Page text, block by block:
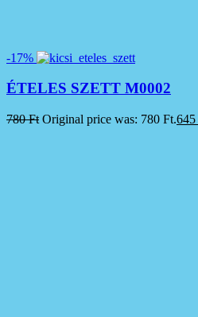
-17%
ÉTELES SZETT M0002
780Ft Original price was: 780 Ft.645